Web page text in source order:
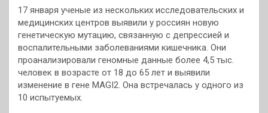
17 января ученые из нескольких исследовательских и
медицинских центров выявили у россиян новую
генетическую мутацию, связанную с депрессией и
воспалительными заболеваниями кишечника. Они
проанализировали геномные данные более 4,5 тыс.
человек в возрасте от 18 до 65 лет и выявили
изменение в гене MAGI2. Она встречалась у одного из
10 испытуемых.